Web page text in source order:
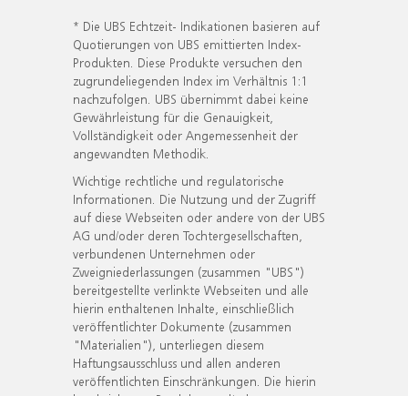
* Die UBS Echtzeit- Indikationen basieren auf
Quotierungen von UBS emittierten Index-
Produkten. Diese Produkte versuchen den
zugrundeliegenden Index im Verhältnis 1:1
nachzufolgen. UBS übernimmt dabei keine
Gewährleistung für die Genauigkeit,
Vollständigkeit oder Angemessenheit der
angewandten Methodik.
Wichtige rechtliche und regulatorische
Informationen. Die Nutzung und der Zugriff
auf diese Webseiten oder andere von der UBS
AG und/oder deren Tochtergesellschaften,
verbundenen Unternehmen oder
Zweigniederlassungen (zusammen "UBS")
bereitgestellte verlinkte Webseiten und alle
hierin enthaltenen Inhalte, einschließlich
veröffentlichter Dokumente (zusammen
"Materialien"), unterliegen diesem
Haftungsausschluss und allen anderen
veröffentlichten Einschränkungen. Die hierin